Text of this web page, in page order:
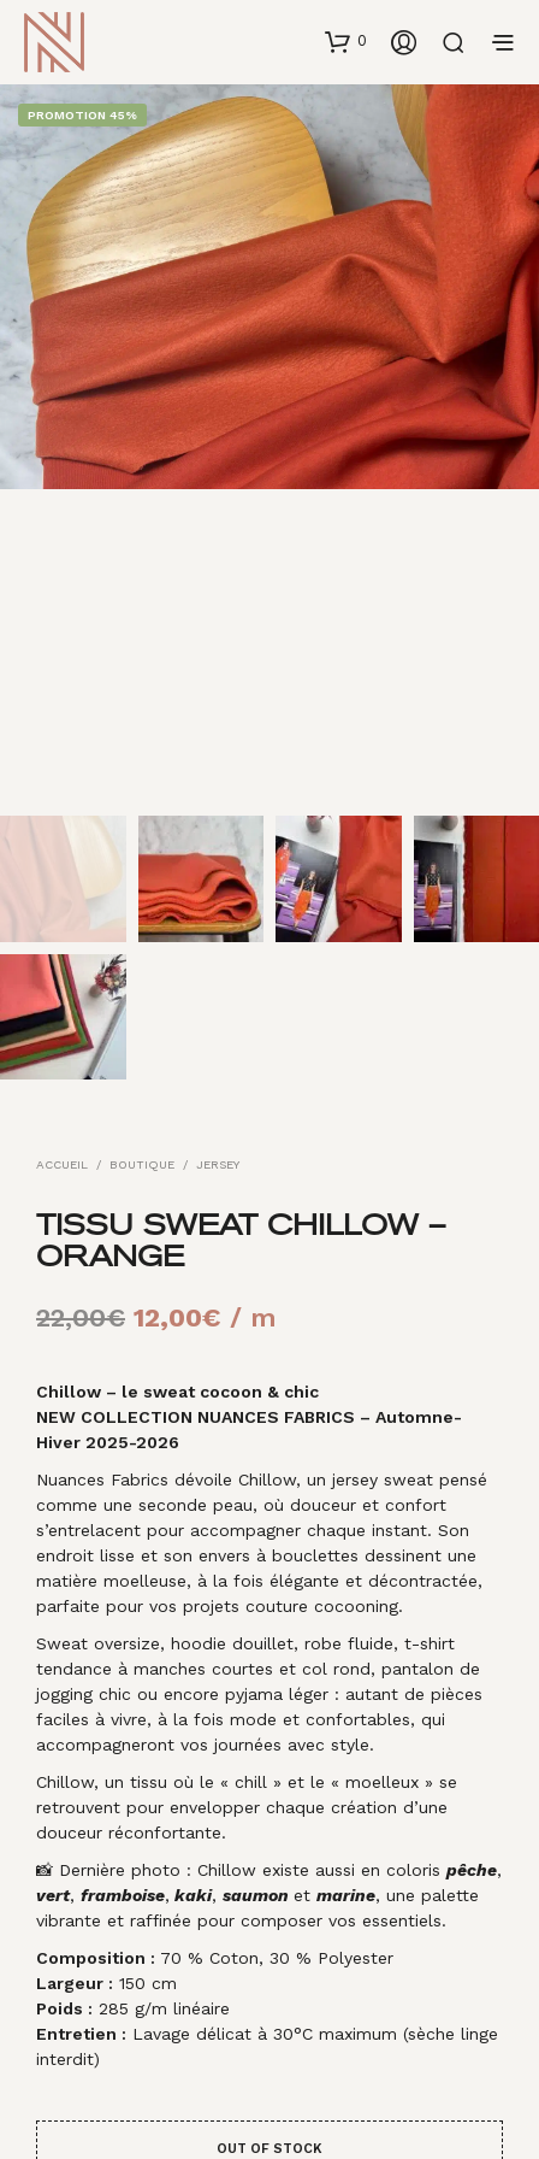
0
PROMOTION 45%
ACCUEIL / BOUTIQUE / JERSEY
TISSU SWEAT CHILLOW –
ORANGE
22,00€ Le
initial
était :
22,00€.
12,00€ Le
actuel
12,00€.
/ m
Chillow – le sweat cocoon & chic
NEW COLLECTION NUANCES FABRICS – Automne-
Hiver 2025-2026
Nuances Fabrics dévoile Chillow, un jersey sweat pensé
comme une seconde peau, où douceur et confort
s’entrelacent pour accompagner chaque instant. Son
endroit lisse et son envers à bouclettes dessinent une
matière moelleuse, à la fois élégante et décontractée,
parfaite pour vos projets couture cocooning.
Sweat oversize, hoodie douillet, robe fluide, t-shirt
tendance à manches courtes et col rond, pantalon de
jogging chic ou encore pyjama léger : autant de pièces
faciles à vivre, à la fois mode et confortables, qui
accompagneront vos journées avec style.
Chillow, un tissu où le « chill » et le « moelleux » se
retrouvent pour envelopper chaque création d’une
douceur réconfortante.
📸 Dernière photo : Chillow existe aussi en coloris pêche,
vert, framboise, kaki, saumon et marine, une palette
vibrante et raffinée pour composer vos essentiels.
Composition : 70 % Coton, 30 % Polyester
Largeur : 150 cm
Poids : 285 g/m linéaire
Entretien : Lavage délicat à 30°C maximum (sèche linge
interdit)
OUT OF STOCK